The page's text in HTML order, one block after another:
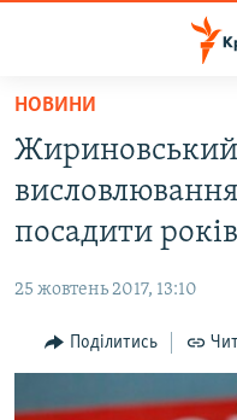
Перейти
основного
матеріалу
до
основної
Перейти
до
ВОДА.КРИМ
БЛОГИ
ПОГЛЯД
НОВИНИ
посадити
25 жовтень 2017, 13:10
Поділитись